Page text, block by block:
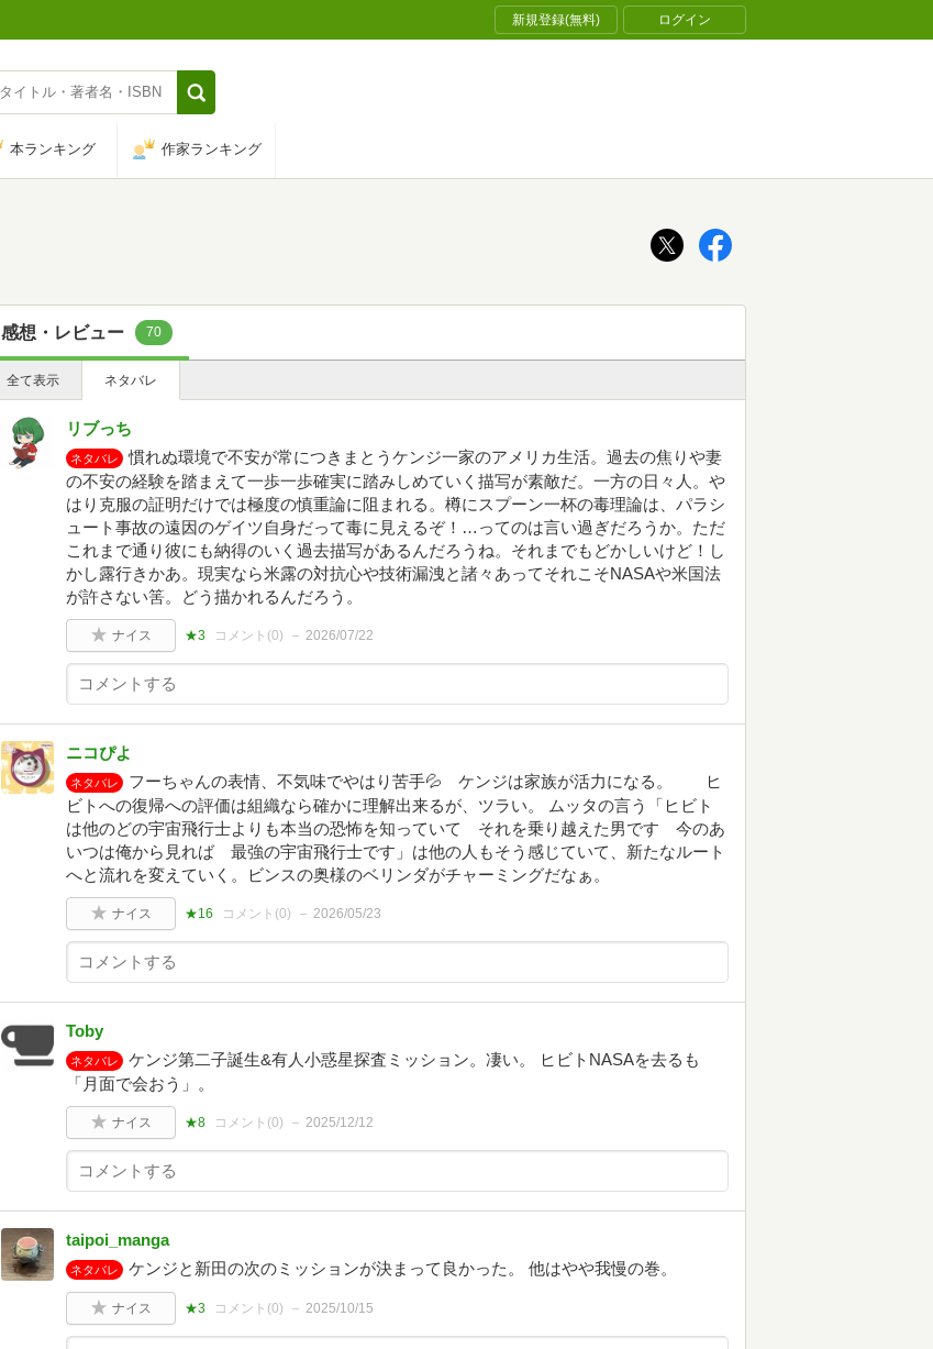
新規登録(無料) ログイン
本ランキング 作家ランキング
感想・レビュー 70
全て表示 ネタバレ
リブっち
ネタバレ
慣れぬ環境で不安が常につきまとうケンジ一家のアメリカ生活。過去の焦りや妻
の不安の経験を踏まえて一歩一歩確実に踏みしめていく描写が素敵だ。一方の日々人。や
はり克服の証明だけでは極度の慎重論に阻まれる。樽にスプーン一杯の毒理論は、パラシ
ュート事故の遠因のゲイツ自身だって毒に見えるぞ！…ってのは言い過ぎだろうか。ただ
これまで通り彼にも納得のいく過去描写があるんだろうね。それまでもどかしいけど！し
かし露行きかあ。現実なら米露の対抗心や技術漏洩と諸々あってそれこそNASAや米国法
が許さない筈。どう描かれるんだろう。
ナイス ★3 コメント(0) 2026/07/22
ニコぴよ
ネタバレ
フーちゃんの表情、不気味でやはり苦手💦 ケンジは家族が活力になる。 ヒ
ビトへの復帰への評価は組織なら確かに理解出来るが、ツラい。 ムッタの言う「ヒビト
は他のどの宇宙飛行士よりも本当の恐怖を知っていて それを乗り越えた男です 今のあ
いつは俺から見れば 最強の宇宙飛行士です」は他の人もそう感じていて、新たなルート
へと流れを変えていく。ビンスの奥様のベリンダがチャーミングだなぁ。
ナイス ★16 コメント(0) 2026/05/23
Toby
ネタバレ
ケンジ第二子誕生&有人小惑星探査ミッション。凄い。 ヒビトNASAを去るも
「月面で会おう」。
ナイス ★8 コメント(0) 2025/12/12
taipoi_manga
ネタバレ ケンジと新田の次のミッションが決まって良かった。 他はやや我慢の巻。
ナイス ★3 コメント(0) 2025/10/15